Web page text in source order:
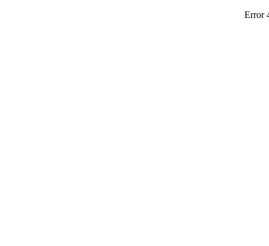
Error